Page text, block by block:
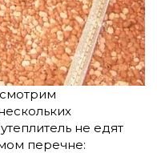
не едят
перечне: